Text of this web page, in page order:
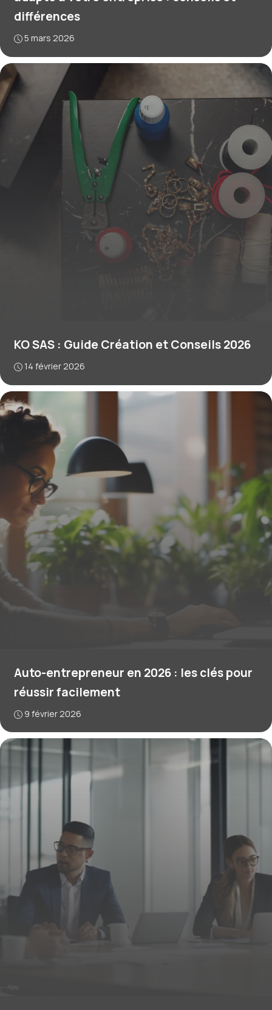
différences
5 mars 2026
KO SAS : Guide Création et Conseils 2026
14 février 2026
Auto-entrepreneur en 2026 : les clés pour
réussir facilement
9 février 2026